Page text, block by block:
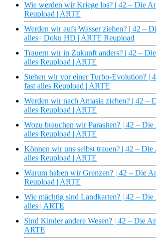
Wie werden wir Kriege los? | 42 – Die
Reupload | ARTE
Werden wir aufs Wasser ziehen? | 42 –
alles | Doku HD | ARTE Reupload
Trauern wir in Zukunft anders? | 42 –
alles Reupload | ARTE
Stehen wir vor einer Turbo-Evolution? |
fast alles Reupload | ARTE
Werden wir nach Amasia ziehen? | 42 –
alles Reupload | ARTE
Wozu brauchen wir Parasiten? | 42 –
alles Reupload | ARTE
Können wir uns selbst trauen? | 42 –
alles Reupload | ARTE
Warum haben wir Grenzen? | 42 – Die
Reupload | ARTE
Wie mächtig sind Landkarten? | 42 –
alles | ARTE
Sind Kinder andere Wesen? | 42 – Die
ARTE